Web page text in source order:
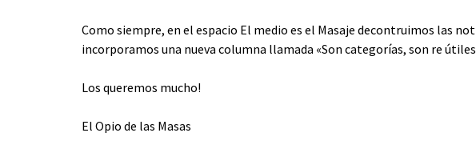
Como siempre, en el espacio El medio es el Masaje decontruimos las
incorporamos una nueva columna llamada «Son categorías, son re
Los queremos mucho!
El Opio de las Masas